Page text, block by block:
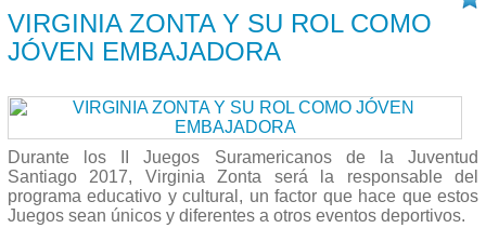
VIRGINIA ZONTA Y SU ROL COMO
JÓVEN EMBAJADORA
Durante los II Juegos Suramericanos de la Juventud
Santiago 2017, Virginia Zonta será la responsable del
programa educativo y cultural, un factor que hace que estos
Juegos sean únicos y diferentes a otros eventos deportivos.